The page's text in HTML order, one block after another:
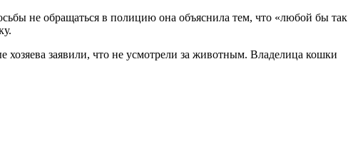
не обращаться в полицию она объяснила тем, что «любой бы так
хозяева заявили, что не усмотрели за животным. Владелица кошки